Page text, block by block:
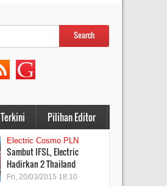
Terkini Pilihan Editor
Electric Cosmo PLN
Sambut IFSL, Electric
Hadirkan 2 Thailand
Fri, 20/03/2015 18:10